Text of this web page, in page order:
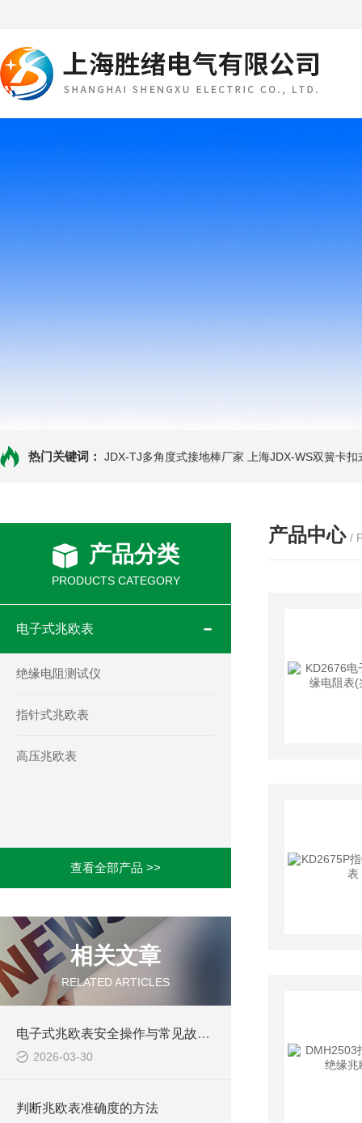
热门关键词： JDX-TJ多角度式接地棒厂家 上海JDX-WS双簧卡
产品分类
PRODUCTS CATEGORY
电子式兆欧表
绝缘电阻测试仪
指针式兆欧表
高压兆欧表
查看全部产品 >>
相关文章
RELATED ARTICLES
电子式兆欧表安全操作与常见故障排查
2026-03-30
判断兆欧表准确度的方法
产品中心 /